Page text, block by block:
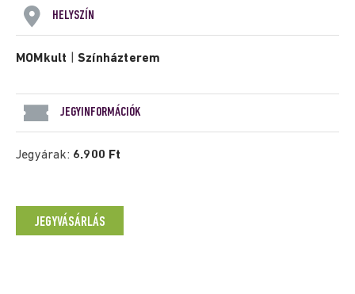
HELYSZÍN
MOMkult |Színházterem
JEGYINFORMÁCIÓK
Jegyárak: 6.900 Ft
JEGYVÁSÁRLÁS